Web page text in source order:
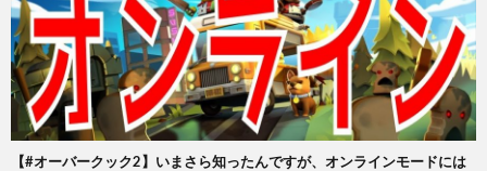
【#オーバークック2】いまさら知ったんですが、オンラインモードには